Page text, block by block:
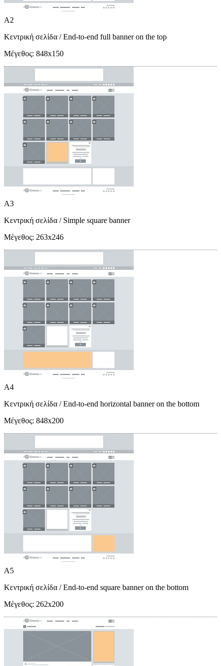
A2
Κεντρική σελίδα / End-to-end full banner on the top
Μέγεθος: 848x150
A3
Κεντρική σελίδα / Simple square banner
Μέγεθος: 263x246
A4
Κεντρική σελίδα / End-to-end horizontal banner on the bottom
Μέγεθος: 848x200
A5
Κεντρική σελίδα / End-to-end square banner on the bottom
Μέγεθος: 262x200